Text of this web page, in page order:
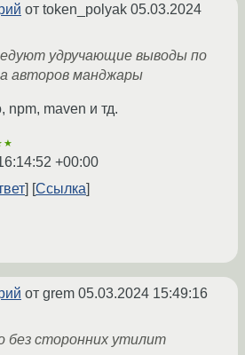
от token_polyak 05.03.2024
удручающие выводы по
авторов манджары
npm, maven и тд.
+00:00
Ссылка
от grem 05.03.2024 15:49:16
без сторонних утилит